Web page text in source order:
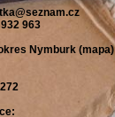
963
Nymburk (mapa)